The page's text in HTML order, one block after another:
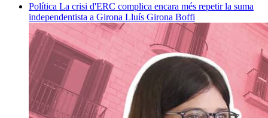
Política La crisi d'ERC complica encara més repetir la suma
independentista a Girona Lluís Girona Boffi